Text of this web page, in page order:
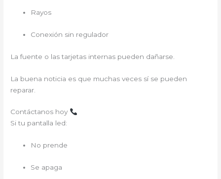
Rayos
Conexión sin regulador
La fuente o las tarjetas internas pueden dañarse.
La buena noticia es que muchas veces sí se pueden
reparar.
Contáctanos hoy
Si tu pantalla led:
No prende
Se apaga